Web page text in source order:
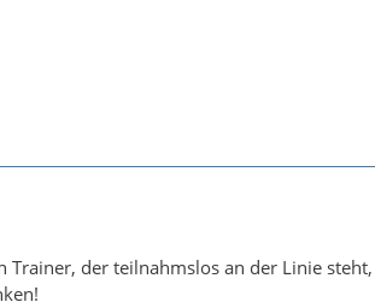
Trainer, der teilnahmslos an der Linie